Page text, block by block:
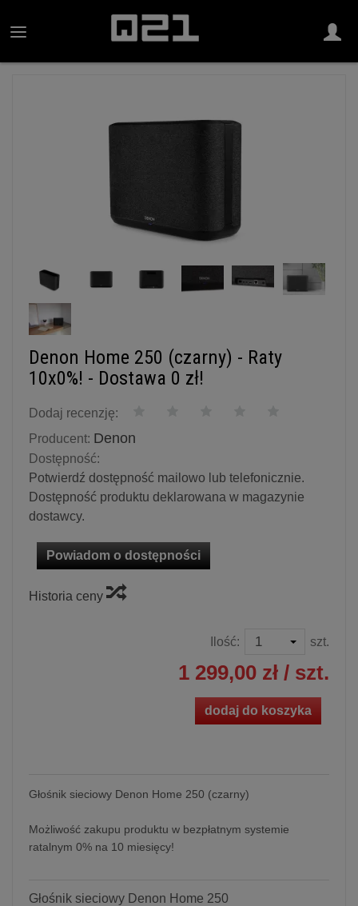
Denon Home 250 (czarny) - Raty
10x0%! - Dostawa 0 zł!
Dodaj recenzję:
Producent: Denon
Dostępność:
Potwierdź dostępność mailowo lub telefonicznie.
Dostępność produktu deklarowana w magazynie
dostawcy.
Powiadom o dostępności
Historia ceny
Ilość: szt.
1 299,00 zł / szt.
dodaj do koszyka
Głośnik sieciowy Denon Home 250 (czarny)
Możliwość zakupu produktu w bezpłatnym systemie
ratalnym 0% na 10 miesięcy!
Głośnik sieciowy Denon Home 250